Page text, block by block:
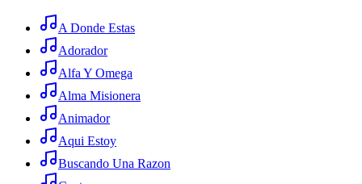
A Donde Estas
Adorador
Alfa Y Omega
Alma Misionera
Animador
Aqui Estoy
Buscando Una Razon